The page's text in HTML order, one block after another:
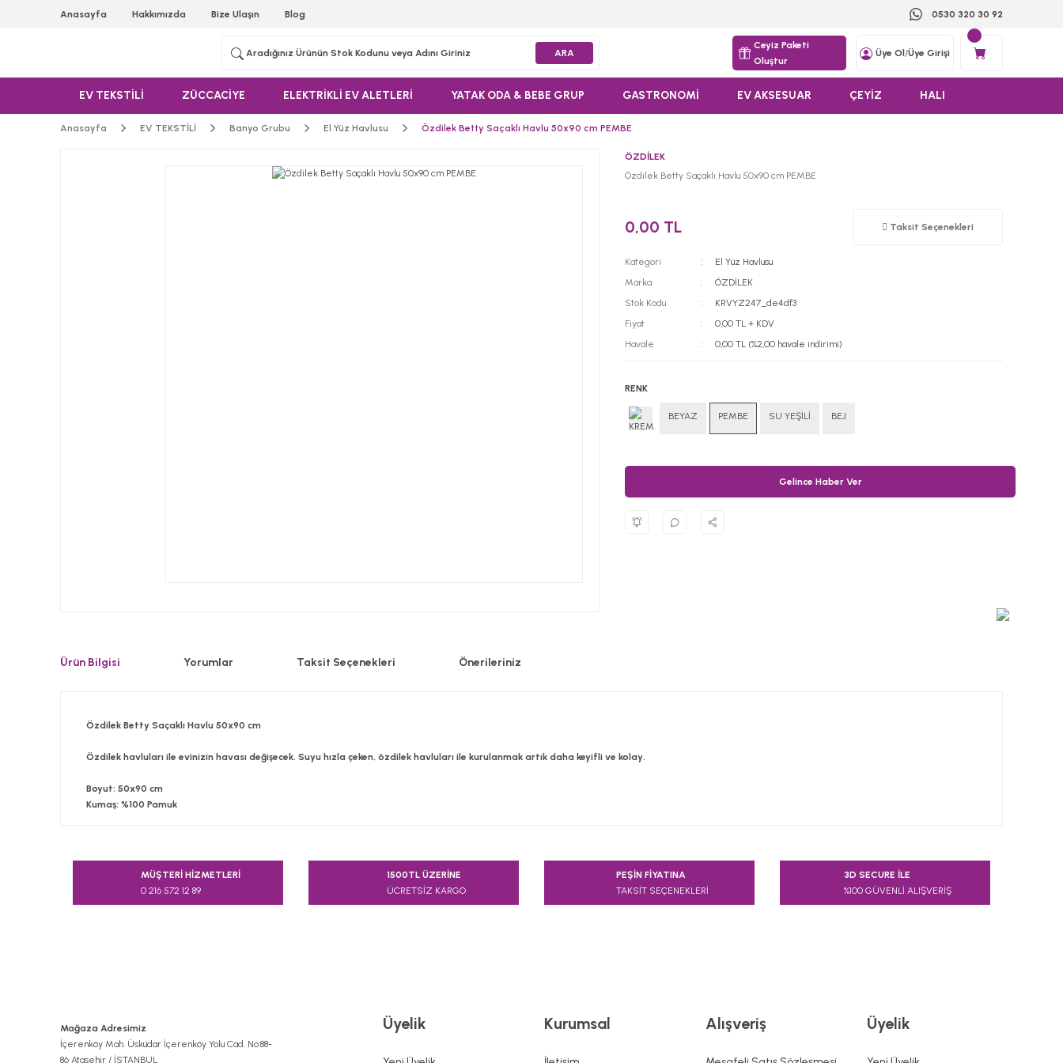
Anasayfa Hakkımızda Bize Ulaşın Blog 0530 320 30 92
ARA
Ceyiz Paketi
Oluştur
Üye Ol /Üye Girişi
EV TEKSTİLİ ZÜCCACİYE ELEKTRİKLİ EV ALETLERİ YATAK ODA & BEBE GRUP GASTRONOMİ EV AKSESUAR ÇEYİZ HALI
Anasayfa EV TEKSTİLİ Banyo Grubu El Yüz Havlusu Özdilek Betty Saçaklı Havlu 50x90 cm PEMBE
ÖZDİLEK
Özdilek Betty Saçaklı Havlu 50x90 cm PEMBE
0,00 TL Taksit Seçenekleri
Kategori
El Yüz Havlusu
Marka
ÖZDİLEK
Stok Kodu
KRVYZ247_de4df3
Fiyat
0,00 TL + KDV
Havale
0,00 TL (%2,00 havale indirimi)
RENK
BEYAZ PEMBE SU YEŞİLİ BEJ
Gelince Haber Ver
Ürün Bilgisi Yorumlar Taksit Seçenekleri Önerileriniz
Özdilek Betty Saçaklı Havlu 50x90 cm
Özdilek havluları ile evinizin havası değişecek. Suyu hızla çeken, özdilek havluları ile kurulanmak artık daha keyifli ve kolay.
Boyut: 50x90 cm
Kumaş: %100 Pamuk
Bu ürünün fiyat bilgisi, resim, ürün açıklamalarında ve diğer konularda yetersiz gördüğünüz noktaları öneri formunu kullanarak tarafımıza iletebilirsiniz.
Görüş ve önerileriniz için teşekkür ederiz.
MÜŞTERİ HİZMETLERİ
0 216 572 12 89
1500TL ÜZERİNE
ÜCRETSİZ KARGO
PEŞİN FİYATINA
TAKSİT SEÇENEKLERİ
3D SECURE İLE
%100 GÜVENLİ ALIŞVERİŞ
Mağaza Adresimiz
İçerenköy Mah. Üsküdar İçerenköy Yolu Cad. No:88-
86 Ataşehir / İSTANBUL
Üyelik Kurumsal Alışveriş Üyelik